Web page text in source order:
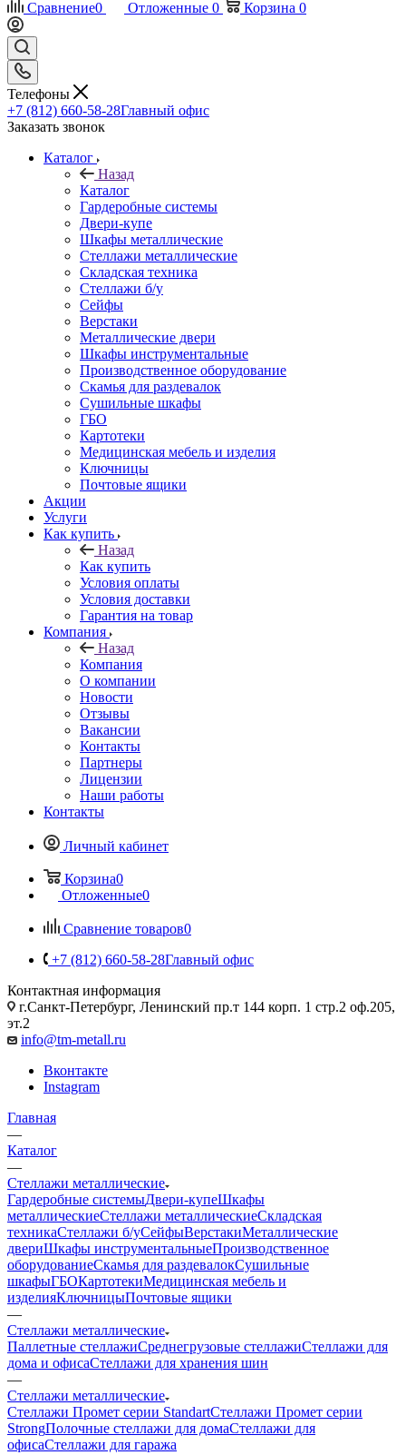
Сравнение0 Отложенные 0 Корзина 0
Телефоны
+7 (812) 660-58-28Главный офис
Заказать звонок
Каталог
Назад
Каталог
Гардеробные системы
Двери-купе
Шкафы металлические
Стеллажи металлические
Складская техника
Стеллажи б/у
Сейфы
Верстаки
Металлические двери
Шкафы инструментальные
Производственное оборудование
Скамья для раздевалок
Сушильные шкафы
ГБО
Картотеки
Медицинская мебель и изделия
Ключницы
Почтовые ящики
Акции
Услуги
Как купить
Назад
Как купить
Условия оплаты
Условия доставки
Гарантия на товар
Компания
Назад
Компания
О компании
Новости
Отзывы
Вакансии
Контакты
Партнеры
Лицензии
Наши работы
Контакты
Личный кабинет
Корзина0
Отложенные0
Сравнение товаров0
+7 (812) 660-58-28Главный офис
Контактная информация
г.Санкт-Петербург, Ленинский пр.т 144 корп. 1 стр.2 оф.205,
эт.2
info@tm-metall.ru
Вконтакте
Instagram
Главная
—
Каталог
—
Стеллажи металлические
Гардеробные системыДвери-купеШкафы
металлическиеСтеллажи металлическиеСкладская
техникаСтеллажи б/уСейфыВерстакиМеталлические
двериШкафы инструментальныеПроизводственное
оборудованиеСкамья для раздевалокСушильные
шкафыГБОКартотекиМедицинская мебель и
изделияКлючницыПочтовые ящики
—
Стеллажи металлические
Паллетные стеллажиСреднегрузовые стеллажиСтеллажи для
дома и офисаСтеллажи для хранения шин
—
Стеллажи металлические
Стеллажи Промет серии StandartСтеллажи Промет серии
StrongПолочные стеллажи для домаСтеллажи для
офисаСтеллажи для гаража